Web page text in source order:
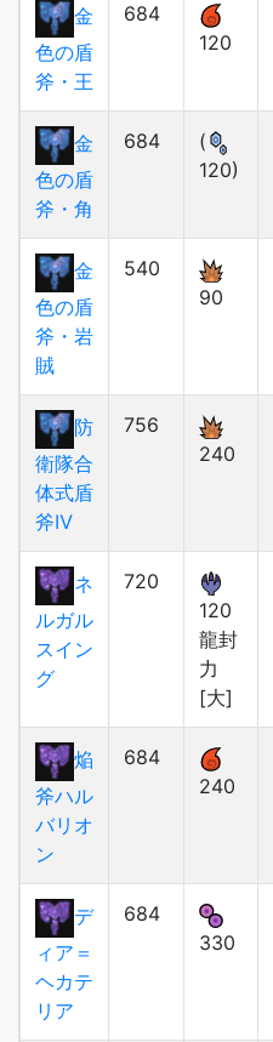
金
色の盾
斧・王
684
120
金
色の盾
斧・角
684
(
120)
金
色の盾
斧・岩
賊
540
90
防
衛隊合
体式盾
斧Ⅳ
756
240
ネ
ルガル
スイン
グ
720
120
龍封
力
[大]
焔
斧ハル
バリオ
ン
684
240
デ
ィア＝
ヘカテ
リア
684
330